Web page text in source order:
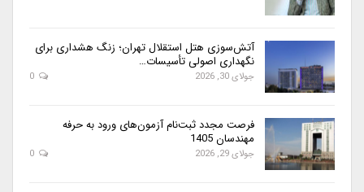
آتش‌سوزی هتل استقلال تهران؛ زنگ هشداری برای
نگهداری اصولی تأسیسات…
جولای 30, 2026
فرصت مجدد ثبت‌نام آزمون‌های ورود به حرفه
مهندسان 1405
جولای 29, 2026